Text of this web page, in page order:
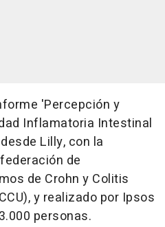
'Percepción y
Inflamatoria Intestinal
Lilly, con la
de
de Crohn y Colitis
y realizado por Ipsos
personas.